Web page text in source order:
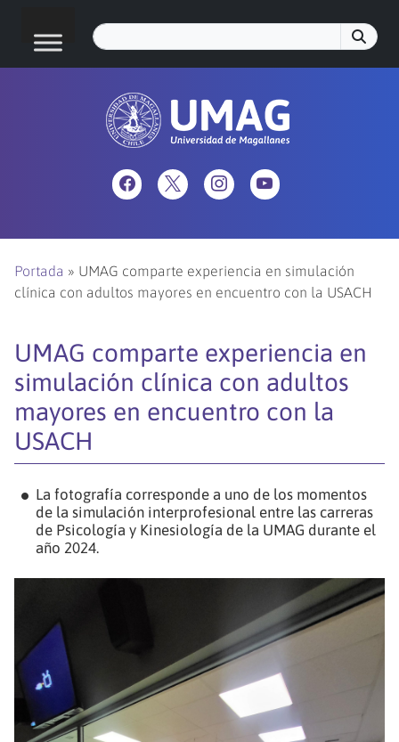
Portada » UMAG comparte experiencia en simulación
clínica con adultos mayores en encuentro con la USACH
UMAG comparte experiencia en
simulación clínica con adultos
mayores en encuentro con la
USACH
La fotografía corresponde a uno de los momentos
de la simulación interprofesional entre las carreras
de Psicología y Kinesiología de la UMAG durante el
año 2024.